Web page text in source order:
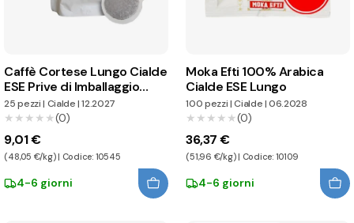
Caffè Cortese Lungo Cialde
ESE Prive di Imballaggio
Individuale
25 pezzi| Cialde|12.2027
★★★★★
★★★★★(0)
9,01 €
(48,05 €/kg) | Codice: 10545
4-6 giorni
Moka Efti 100% Arabica
Cialde ESE Lungo
100 pezzi|Cialde|06.2028
★★★★★
★★★★★(0)
36,37 €
(51,96 €/kg) | Codice: 10109
4-6 giorni